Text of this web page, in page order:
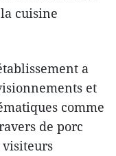
cuisine
a
et
comme
de porc
visiteurs